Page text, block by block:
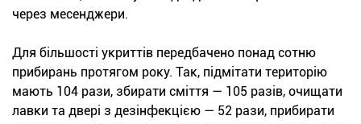
через месенджери.
Для більшості укриттів передбачено понад сотню
прибирань протягом року. Так, підмітати територію
мають 104 рази, збирати сміття — 105 разів, очищати
лавки та двері з дезінфекцією — 52 рази, прибирати